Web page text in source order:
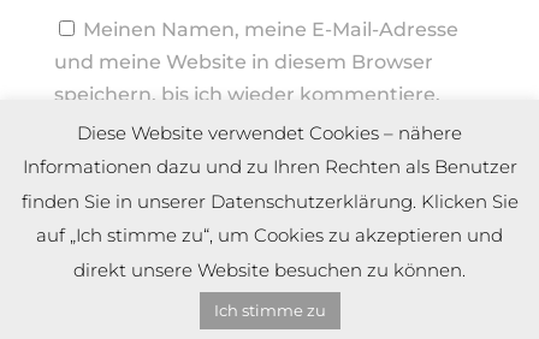
Meinen Namen, meine E-Mail-Adresse
und meine Website in diesem Browser
speichern, bis ich wieder kommentiere.
Copyright by Dennis Meier
Diese Website verwendet Cookies – nähere
Informationen dazu und zu Ihren Rechten als Benutzer
finden Sie in unserer Datenschutzerklärung. Klicken Sie
auf „Ich stimme zu“, um Cookies zu akzeptieren und
direkt unsere Website besuchen zu können.
Ich stimme zu